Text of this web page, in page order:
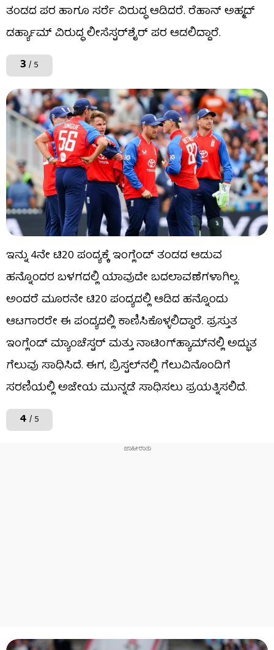
ತಂಡದ ಪರ ಹಾಗೂ ಸರ್ರೆ ವಿರುದ್ಧ ಆಡಿದರೆ. ರೆಹಾನ್ ಅಹ್ಮದ್
ಡರ್ಹ್ಯಾಮ್ ವಿರುದ್ಧ ಲೀಸೆಸ್ಟರ್‌ಶೈರ್ ಪರ ಆಡಲಿದ್ದಾರೆ.
3 / 5
ಇನ್ನು 4ನೇ ಟಿ20 ಪಂದ್ಯಕ್ಕೆ ಇಂಗ್ಲೆಂಡ್ ತಂಡದ ಆಡುವ
ಹನ್ನೊಂದರ ಬಳಗದಲ್ಲಿ ಯಾವುದೇ ಬದಲಾವಣೆಗಳಾಗಿಲ್ಲ.
ಅಂದರೆ ಮೂರನೇ ಟಿ20 ಪಂದ್ಯದಲ್ಲಿ ಆಡಿದ ಹನ್ನೊಂದು
ಆಟಗಾರರೇ ಈ ಪಂದ್ಯದಲ್ಲಿ ಕಾಣಿಸಿಕೊಳ್ಳಲಿದ್ದಾರೆ. ಪ್ರಸ್ತುತ
ಇಂಗ್ಲೆಂಡ್ ಮ್ಯಾಂಚೆಸ್ಟರ್ ಮತ್ತು ನಾಟಿಂಗ್‌ಹ್ಯಾಮ್‌ನಲ್ಲಿ ಅದ್ಭುತ
ಗೆಲುವು ಸಾಧಿಸಿದೆ. ಈಗ, ಬ್ರಿಸ್ಟಲ್‌ನಲ್ಲಿ ಗೆಲುವಿನೊಂದಿಗೆ
ಸರಣಿಯಲ್ಲಿ ಅಜೇಯ ಮುನ್ನಡೆ ಸಾಧಿಸಲು ಪ್ರಯತ್ನಿಸಲಿದೆ.
4 / 5